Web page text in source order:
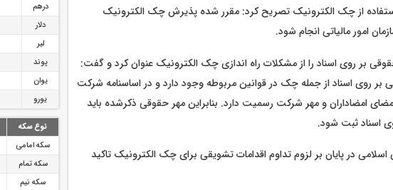
استفاده از چک الکترونیک تصریح کرد: مقرر شده پذیرش چک الکترونیک
امور مالیاتی انجام شود.
بر روی اسناد را از مشکلات راه اندازی چک الکترونیک عنوان کرد و گفت:
روی اسناد از جمله چک در قوانین مربوطه وجود دارد و در اساسنامه شرکت
امضاداران و مهر شرکت رسمیت دارد. بنابراین مهر حقوقی ذکرشده باید
اسناد ثبت شود.
در پایان بر لزوم تداوم اقدامات تشویقی برای چک الکترونیک تاکید
درهم
دلار
لیر
پوند
یوان
یورو
نوع سکه
سکه امامی
سکه تمام
سکه نیم